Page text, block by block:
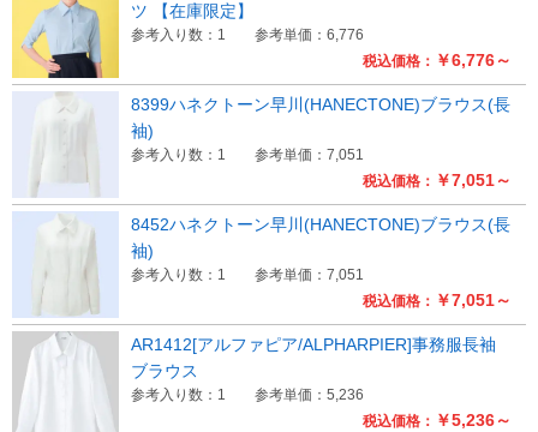
税込価格： ￥6,776～
ツ 【在庫限定】
参考入り数：1 参考単価：6,776
税込価格： ￥7,051～
8399ハネクトーン早川(HANECTONE)ブラウス(長
袖)
参考入り数：1 参考単価：7,051
税込価格： ￥7,051～
8452ハネクトーン早川(HANECTONE)ブラウス(長
袖)
参考入り数：1 参考単価：7,051
税込価格： ￥5,236～
AR1412[アルファピア/ALPHARPIER]事務服長袖
ブラウス
参考入り数：1 参考単価：5,236